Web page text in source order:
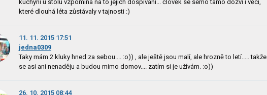
kuchyni u stolu vzpomíná na to jejich dospívání... člověk se semo tamo dozví i věci,
které dlouhá léta zůstávaly v tajnosti :)
11. 11. 2015 17:51
jedna0309
Taky mám 2 kluky hned za sebou.... :o)) , ale ještě jsou malí, ale hrozně to letí..... takže
se asi ani nenaděju a budou mimo domov.... zatím si je užívám. :o))
26. 10. 2015 08:44